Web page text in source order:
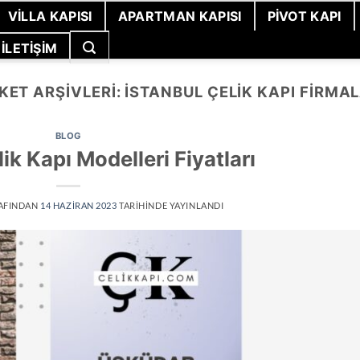
VILLA KAPISI APARTMAN KAPISI
PIVOT KAPI
İLETIŞIM
ARŞIVLERI: İSTANBUL ÇELIK KAPI
BLOG
Kapı Modelleri Fiyatları
14 HAZIRAN 2023 TARIHINDE YAYINLANDI